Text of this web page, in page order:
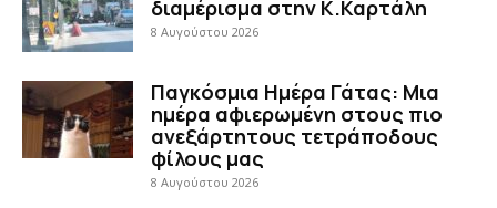
διαμέρισμα στην Κ.Καρτάλη
8 Αυγούστου 2026
Παγκόσμια Ημέρα Γάτας: Μια
ημέρα αφιερωμένη στους πιο
ανεξάρτητους τετράποδους
φίλους μας
8 Αυγούστου 2026